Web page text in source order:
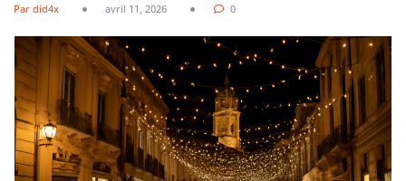
Par did4x avril 11, 2026 0